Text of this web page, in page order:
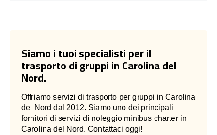
Siamo i tuoi specialisti per il
trasporto di gruppi in Carolina del
Nord.
Offriamo servizi di trasporto per gruppi in Carolina
del Nord dal 2012. Siamo uno dei principali
fornitori di servizi di noleggio minibus charter in
Carolina del Nord. Contattaci oggi!